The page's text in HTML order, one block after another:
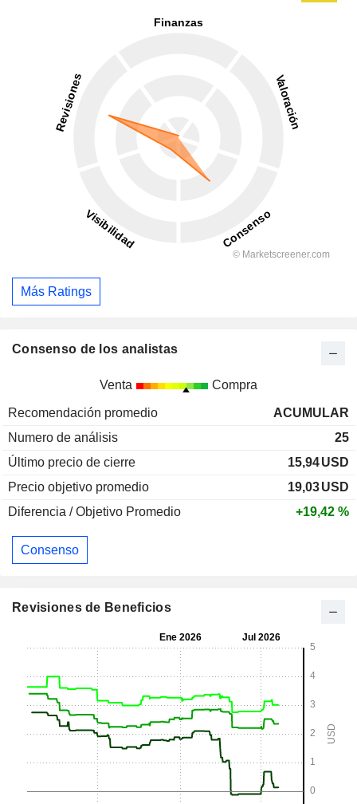
Más Ratings
Consenso de los analistas
Venta Compra
Recomendación promedio
ACUMULAR
Numero de análisis
25
Último precio de cierre
15,94USD
Precio objetivo promedio
19,03USD
Diferencia / Objetivo Promedio
+19,42 %
Consenso
Revisiones de Beneficios